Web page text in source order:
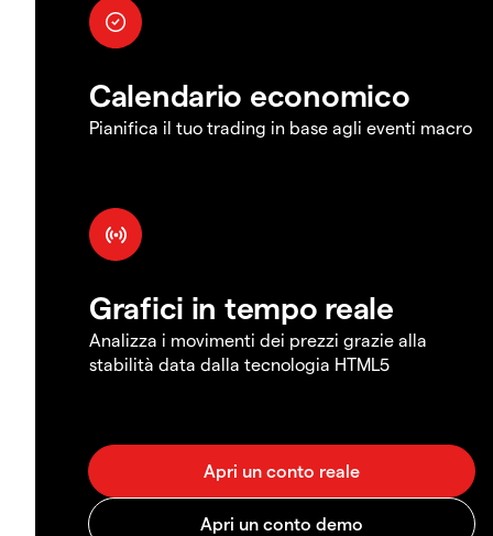
Calendario economico
Pianifica il tuo trading in base agli eventi macro
Grafici in tempo reale
Analizza i movimenti dei prezzi grazie alla
stabilità data dalla tecnologia HTML5